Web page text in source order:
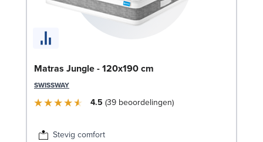
Matras Jungle - 120x190 cm
SWISSWAY
4.5 39 beoordelingen
Stevig comfort